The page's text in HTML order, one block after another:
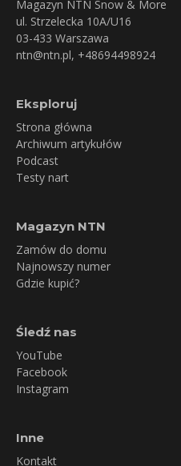
Magazyn NTN Snow & More
ul. Strzelecka 10A/U16
03-433 Warszawa
ntn@ntn.pl, +48694498924
Eksploruj
Strona główna
Archiwum artykułów
Podcast
Testy nart
Magazyn NTN
Zamów do domu
Najnowszy numer
Gdzie kupić?
Śledź nas
YouTube
Facebook
Instagram
Inne
Kontakt